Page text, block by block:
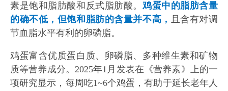
素是饱和脂肪酸和反式脂肪酸。 鸡蛋中的脂肪含量
的确不低，但饱和脂肪的含量并不高，
且含有对调
节血脂水平有利的卵磷脂。
鸡蛋富含优质蛋白质、卵磷脂、多种维生素和矿物
质等营养成分。2025年1月发表在《营养素》上的一
项研究显示，每周吃1~6个鸡蛋，有助于延长老年人